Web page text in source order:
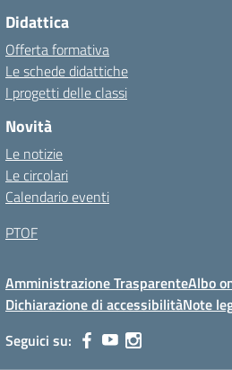
Didattica
Offerta formativa
Le schede didattiche
I progetti delle classi
Novità
Le notizie
Le circolari
Calendario eventi
PTOF
Amministrazione TrasparenteAlbo
Dichiarazione di accessibilitàNote
Seguici su: